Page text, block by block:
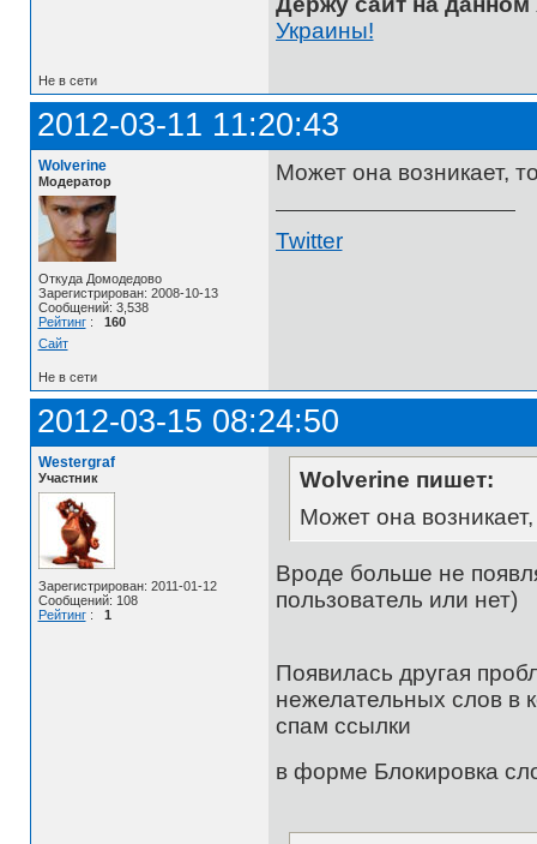
Украины!
Не в сети
2012-03-11 11:20:43
Wolverine
Модератор
Откуда Домодедово
Зарегистрирован: 2008-10-13
Сообщений: 3,538
Рейтинг: 160
Сайт
Может она возникает,
Twitter
Не в сети
2012-03-15 08:24:50
Westergraf
Участник
Зарегистрирован: 2011-01-12
Сообщений: 108
Рейтинг: 1
Wolverine пишет:
Может она
Вроде больше не
пользователь или нет)
Появилась другая
нежелательных слов в
спам ссылки
в форме Блокировка